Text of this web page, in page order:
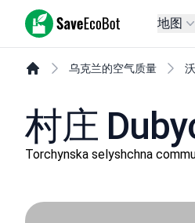
SaveEcoBot 地图
乌克兰的空气质量
村庄
Torchynska selyshchna